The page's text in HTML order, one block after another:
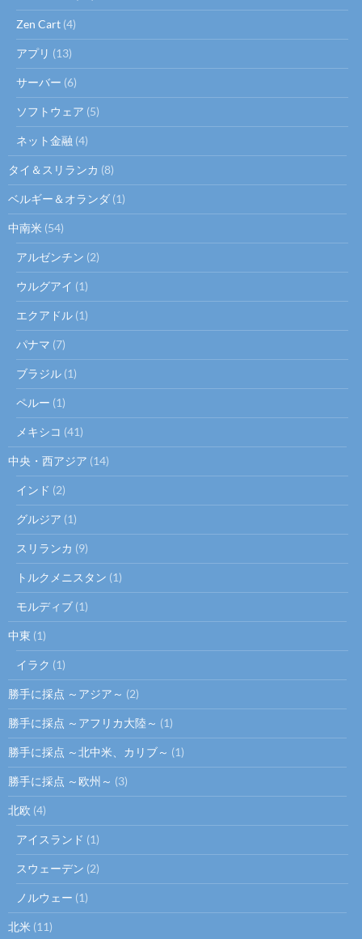
Zen Cart (4)
アプリ (13)
サーバー (6)
ソフトウェア (5)
ネット金融 (4)
タイ＆スリランカ (8)
ベルギー＆オランダ (1)
中南米 (54)
アルゼンチン (2)
ウルグアイ (1)
エクアドル (1)
パナマ (7)
ブラジル (1)
ペルー (1)
メキシコ (41)
中央・西アジア (14)
インド (2)
グルジア (1)
スリランカ (9)
トルクメニスタン (1)
モルディブ (1)
中東 (1)
イラク (1)
勝手に採点 ～アジア～ (2)
勝手に採点 ～アフリカ大陸～ (1)
勝手に採点 ～北中米、カリブ～ (1)
勝手に採点 ～欧州～ (3)
北欧 (4)
アイスランド (1)
スウェーデン (2)
ノルウェー (1)
北米 (11)